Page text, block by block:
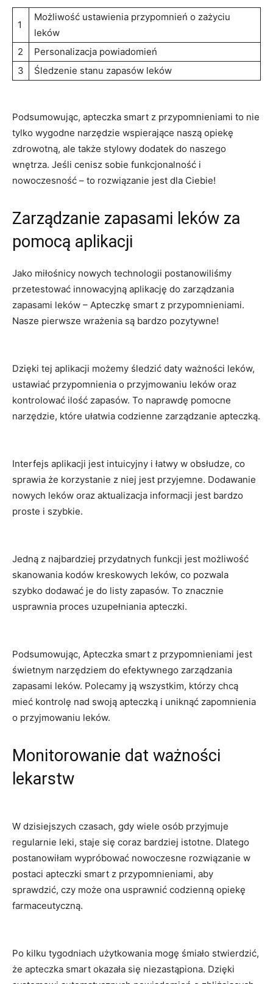
1
Możliwość ustawienia przypomnień o zażyciu
leków
2
Personalizacja ⁤powiadomień
3
Śledzenie stanu ‌zapasów leków
Podsumowując, apteczka smart z⁣ przypomnieniami⁢ to​ nie
tylko​ wygodne narzędzie ⁤wspierające naszą⁢ opiekę
zdrowotną,‍ ale także stylowy dodatek do naszego⁢
wnętrza. Jeśli cenisz sobie‍ funkcjonalność i⁤
nowoczesność⁢ – to​ rozwiązanie jest dla Ciebie!
Zarządzanie zapasami leków za⁢
pomocą aplikacji
Jako miłośnicy ⁣nowych technologii postanowiliśmy ​
przetestować innowacyjną aplikację​ do zarządzania⁢
zapasami leków – Apteczkę⁣ smart ‍z przypomnieniami. ​
Nasze pierwsze wrażenia są bardzo⁣ pozytywne!
Dzięki tej aplikacji możemy ‍śledzić daty ważności leków,
ustawiać ​przypomnienia o przyjmowaniu⁢ leków oraz
kontrolować ilość ⁤zapasów.⁤ To‌ naprawdę pomocne
narzędzie, które ułatwia codzienne zarządzanie apteczką.
Interfejs ⁣aplikacji jest intuicyjny i łatwy w ⁤obsłudze, co
sprawia że korzystanie z niej jest przyjemne. Dodawanie
nowych leków oraz aktualizacja informacji ​jest bardzo
proste i szybkie.
Jedną z najbardziej przydatnych⁤ funkcji jest możliwość​
skanowania‌ kodów kreskowych leków, ⁣co pozwala
szybko dodawać je do ⁢listy zapasów. To znacznie
usprawnia proces uzupełniania apteczki.
Podsumowując, Apteczka smart z‍ przypomnieniami jest
świetnym narzędziem ⁣do efektywnego ⁣zarządzania
zapasami‌ leków. Polecamy ją ⁢wszystkim, którzy⁣ chcą
⁤mieć kontrolę nad swoją⁣ apteczką i ⁣uniknąć zapomnienia
o przyjmowaniu leków.
Monitorowanie ⁢dat ważności
lekarstw
W dzisiejszych⁣ czasach, gdy wiele osób⁣ przyjmuje
regularnie leki, staje ⁢się⁢ coraz bardziej⁣ istotne. Dlatego
postanowiłam wypróbować nowoczesne‍ rozwiązanie w
⁤postaci apteczki smart z przypomnieniami, aby⁤
sprawdzić, czy​ może⁢ ona usprawnić codzienną opiekę
farmaceutyczną.
Po⁣ kilku tygodniach użytkowania mogę⁢ śmiało stwierdzić,
że ​apteczka smart okazała się niezastąpiona. Dzięki